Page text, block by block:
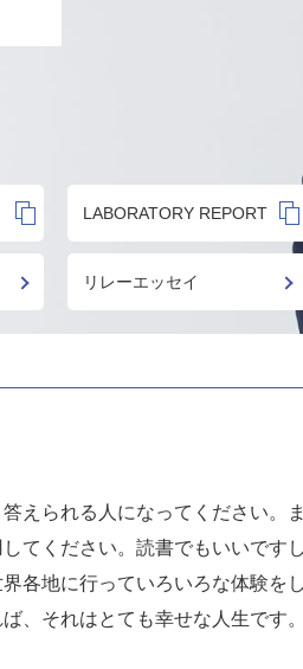
LABORATORY REPORT
リレーエッセイ
えられる人になってください
てください。読書でもいいで
各地に行っていろいろな体験を
、それはとても幸せな人生です。